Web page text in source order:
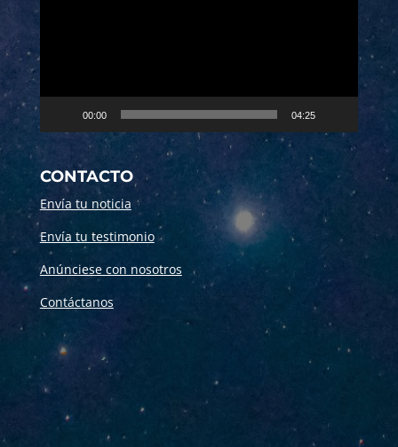
00:00 04:25
CONTACTO
Envía tu noticia
Envía tu testimonio
Anúnciese con nosotros
Contáctanos